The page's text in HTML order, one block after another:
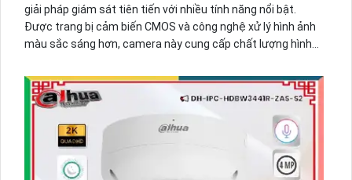
giải pháp giám sát tiên tiến với nhiều tính năng nổi bật.
Được trang bị cảm biến CMOS và công nghệ xử lý hình ảnh
màu sắc sáng hơn, camera này cung cấp chất lượng hình
ưu hóa việc nén video, mang lại hình ảnh rõ ràng và chất
lượng cao ngay cả trong điều kiện ánh sáng yếu.Với khả
năng quan sát ban đêm tuyệt vời nhờ công nghệ Hồng
Ngoại 10m và Smart IR, camera đảm bảo hình ảnh rõ nét và
không bị chói sáng. Công nghệ AI tích hợp giúp phát hiện
chuyển động thông minh, xử lý sự cố từ xa và cải thiện khả